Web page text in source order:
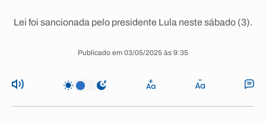
Lei foi sancionada pelo presidente Lula neste sábado (3).
Publicado em 03/05/2025 às 9:35